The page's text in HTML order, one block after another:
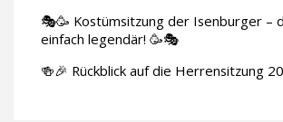
🎭🥳 Kostümsitzung der Isenburger –
einfach legendär! 🥳🎭
🍻🎉 Rückblick auf die Herrensitzung